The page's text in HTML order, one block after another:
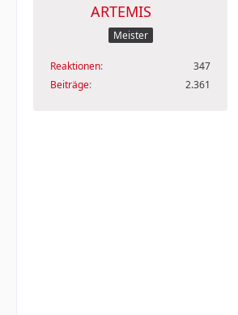
ARTEMIS
Meister
Reaktionen
347
Beiträge
2.361